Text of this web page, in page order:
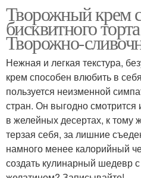
Творожный крем
бисквитного
Творожно-
Нежная и легкая текстура,
крем способен влюбить в
пользуется неизменной
стран. Он выгодно смотрится
в желейных десертах, к тому
терзая себя, за лишние
намного менее калорийный
создать кулинарный шедевр